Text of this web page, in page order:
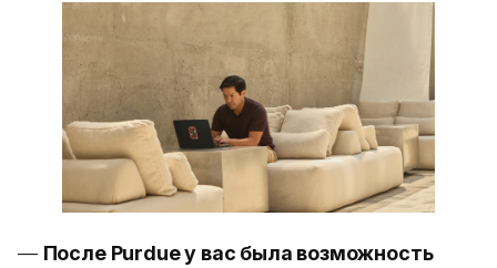
— После Purdue у вас была возможность